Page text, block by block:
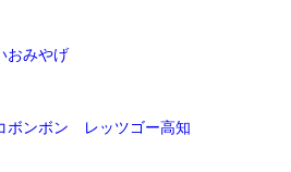
おみやげ
ボンボン レッツゴー高知